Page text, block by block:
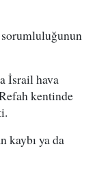
sorumluluğunun
İsrail hava
kentinde
kaybı ya da